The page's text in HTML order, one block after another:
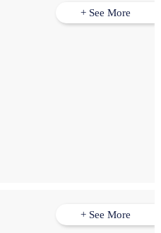
+ See More
+ See More